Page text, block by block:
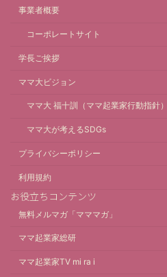
事業者概要
コーポレートサイト
学長ご挨拶
ママ大ビジョン
ママ大 福十訓（ママ起業家行動指針）
ママ大が考えるSDGs
プライバシーポリシー
利用規約
お役立ちコンテンツ
無料メルマガ「マママガ」
ママ起業家総研
ママ起業家TV mi ra i